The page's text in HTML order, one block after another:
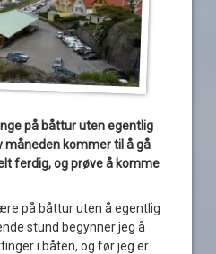
på båttur uten egentlig
måneden kommer til å gå
ferdig, og prøve å komme
på båttur uten å egentlig
stund begynner jeg å
i båten, og før jeg er